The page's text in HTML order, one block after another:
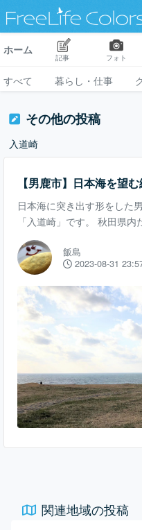
ホーム
記事 フォト
すべて 暮らし・仕事
その他の投稿
入道崎
【男鹿市】日本海を望
日本海に突き出す形をした
「入道崎」です。 秋田県
て知られています。 駐車
リアは広々とした芝生エリ
濃い青に染まっている夏に
は灯台があります。 実は
る灯台」の一つです。 貴重
景色はさらに美しく別世
入道崎には広い無料駐車場
飯島
2023-08-31
関連地域の投稿